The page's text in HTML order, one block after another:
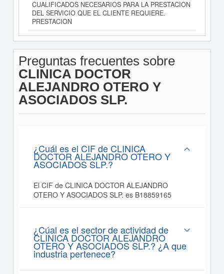
CUALIFICADOS NECESARIOS PARA LA PRESTACION
DEL SERVICIO QUE EL CLIENTE REQUIERE.
PRESTACION
Preguntas frecuentes sobre
CLINICA DOCTOR
ALEJANDRO OTERO Y
ASOCIADOS SLP.
¿Cuál es el CIF de CLINICA
DOCTOR ALEJANDRO OTERO Y
ASOCIADOS SLP.?
El CIF de CLINICA DOCTOR ALEJANDRO
OTERO Y ASOCIADOS SLP. es B18859165
¿Cúal es el sector de actividad de
CLINICA DOCTOR ALEJANDRO
OTERO Y ASOCIADOS SLP.? ¿A que
industria pertenece?